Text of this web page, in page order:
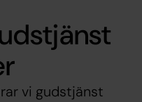
vi gudstjänst